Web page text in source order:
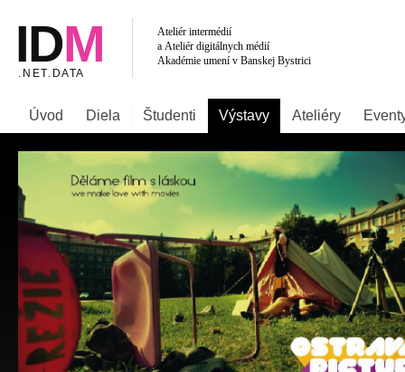
Úvod Diela Študenti Výstavy Ateliéry